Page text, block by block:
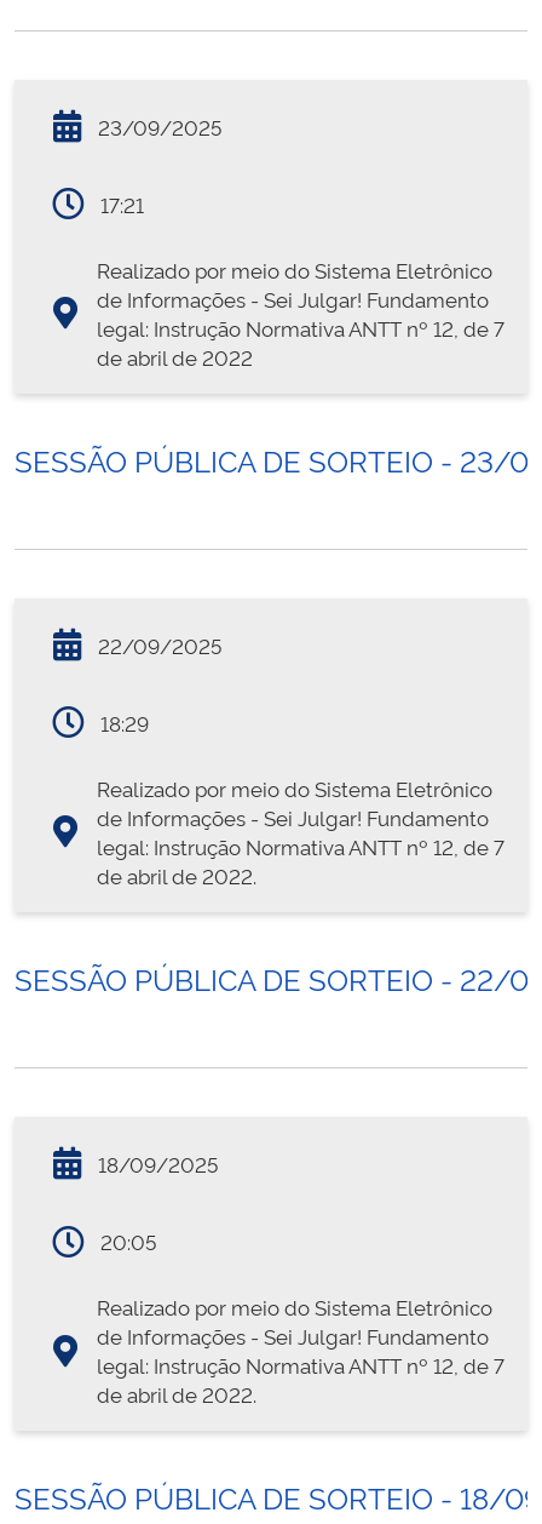
23/09/2025
17:21
Realizado por meio do Sistema Eletrônico
de Informações - Sei Julgar! Fundamento
legal: Instrução Normativa ANTT nº 12, de 7
de abril de 2022
SESSÃO PÚBLICA DE SORTEIO - 23/
22/09/2025
18:29
Realizado por meio do Sistema Eletrônico
de Informações - Sei Julgar! Fundamento
legal: Instrução Normativa ANTT nº 12, de 7
de abril de 2022.
SESSÃO PÚBLICA DE SORTEIO - 22/
18/09/2025
20:05
Realizado por meio do Sistema Eletrônico
de Informações - Sei Julgar! Fundamento
legal: Instrução Normativa ANTT nº 12, de 7
de abril de 2022.
SESSÃO PÚBLICA DE SORTEIO - 18/